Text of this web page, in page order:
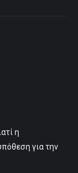
η
για την